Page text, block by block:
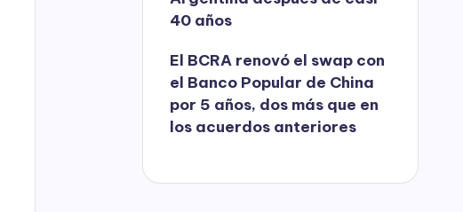
40 años
El BCRA renovó el swap con
el Banco Popular de China
por 5 años, dos más que en
los acuerdos anteriores